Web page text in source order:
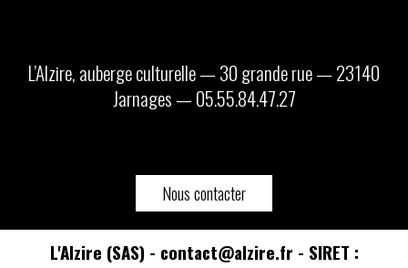
L’Alzire, auberge culturelle — 30 grande rue — 23140
Jarnages — 05.55.84.47.27
Nous contacter
L'Alzire (SAS) - contact@alzire.fr - SIRET :